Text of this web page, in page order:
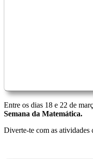
Entre os dias 18 e 22 de
Semana da Matemática.
Diverte-te com as atividades